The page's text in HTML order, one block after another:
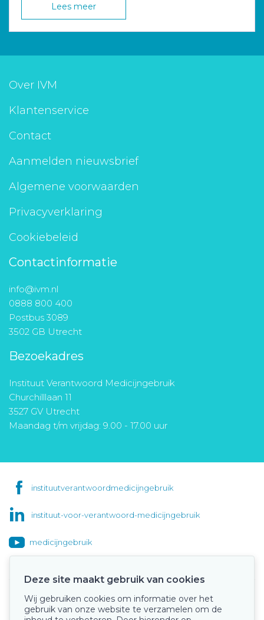
Lees meer
Over IVM
Klantenservice
Contact
Aanmelden nieuwsbrief
Algemene voorwaarden
Privacyverklaring
Cookiebeleid
Contactinformatie
info@ivm.nl
0888 800 400
Postbus 3089
3502 GB Utrecht
Bezoekadres
Instituut Verantwoord Medicijngebruik
Churchilllaan 11
3527 GV Utrecht
Maandag t/m vrijdag: 9.00 - 17.00 uur
instituutverantwoordmedicijngebruik
instituut-voor-verantwoord-medicijngebruik
medicijngebruik
Onze keurmerken
Deze site maakt gebruik van cookies
Wij gebruiken cookies om informatie over het
gebruik van onze website te verzamelen om de